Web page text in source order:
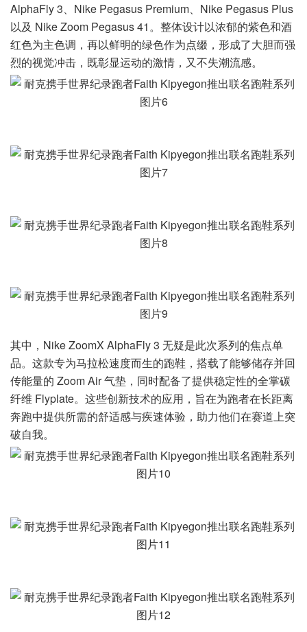
AlphaFly 3、Nike Pegasus Premium、Nike Pegasus Plus
以及 Nike Zoom Pegasus 41。整体设计以浓郁的紫色和酒
红色为主色调，再以鲜明的绿色作为点缀，形成了大胆而强
烈的视觉冲击，既彰显运动的激情，又不失潮流感。
其中，Nike ZoomX AlphaFly 3 无疑是此次系列的焦点单
品。这款专为马拉松速度而生的跑鞋，搭载了能够储存并回
传能量的 Zoom Air 气垫，同时配备了提供稳定性的全掌碳
纤维 Flyplate。这些创新技术的应用，旨在为跑者在长距离
奔跑中提供所需的舒适感与疾速体验，助力他们在赛道上突
破自我。